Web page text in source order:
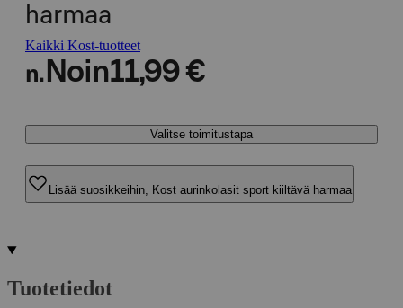
harmaa
Kaikki Kost-tuotteet
n. Noin11,99 €
Valitse toimitustapa
Lisää suosikkeihin, Kost aurinkolasit sport kiiltävä harmaa
Tuotetiedot